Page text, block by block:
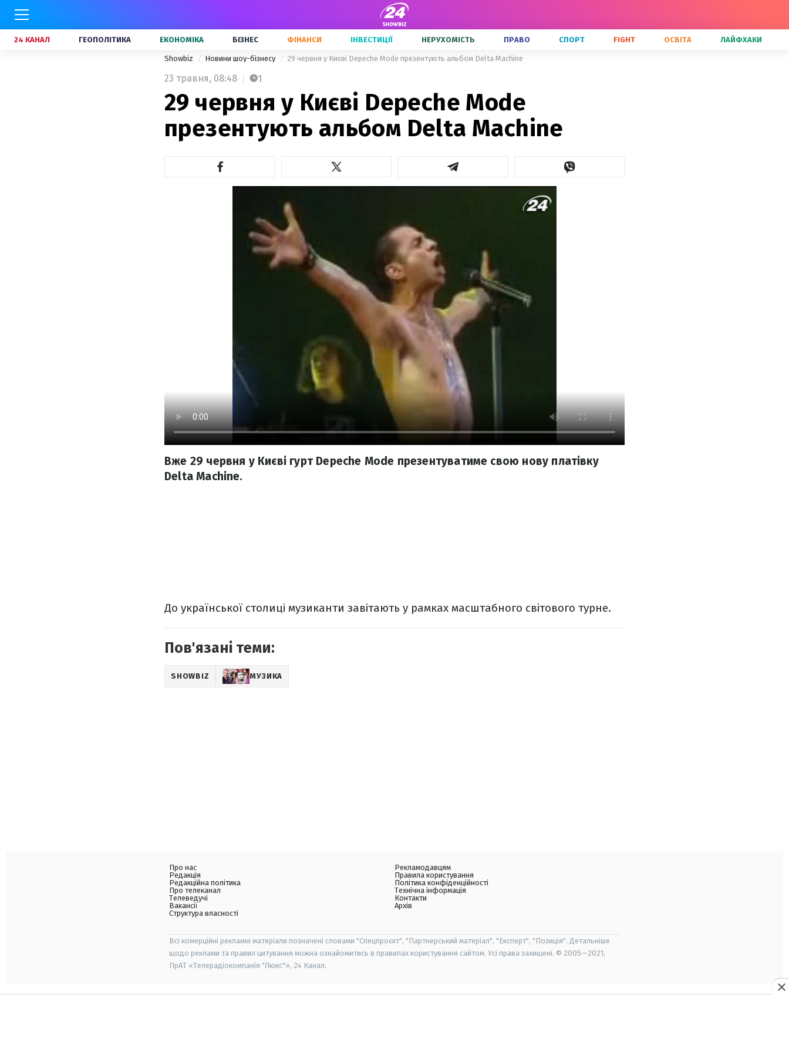
24 КАНАЛ ГЕОПОЛІТИКА ЕКОНОМІКА БІЗНЕС ФІНАНСИ ІНВЕСТИЦІЇ НЕРУХОМІСТЬ ПРАВО СПОРТ FIGHT ОСВІТА ЛАЙФХАКИ
Showbiz Новини шоу-бізнесу 29 червня у Києві Depeche Mode презентують альбом Delta Machine
23 травня, 08:48 1
29 червня у Києві Depeche Mode
презентують альбом Delta Machine
Вже 29 червня у Києві гурт Depeche Mode презентуватиме свою нову платівку
Delta Machine.
До української столиці музиканти завітають у рамках масштабного світового турне.
Пов'язані теми:
SHOWBIZ МУЗИКА
Про нас
Редакція
Редакційна політика
Про телеканал
Телеведучі
Вакансії
Структура власності
Рекламодавцям
Правила користування
Політика конфіденційності
Технічна інформація
Контакти
Архів
Всі комерційні рекламні матеріали позначені словами "Спецпроєкт", "Партнерський матеріал", "Експерт", "Позиція". Детальніше
щодо реклами та правил цитування можна ознайомитись в правилах користування сайтом. Усі права захищені. © 2005—2021,
ПрАТ «Телерадіокомпанія "Люкс"», 24 Канал.